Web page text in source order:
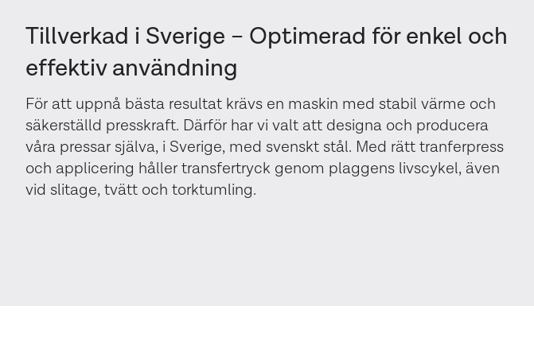
Tillverkad i Sverige – Optimerad för enkel och
effektiv användning
För att uppnå bästa resultat krävs en maskin med stabil värme och
säkerställd presskraft. Därför har vi valt att designa och producera
våra pressar själva, i Sverige, med svenskt stål. Med rätt tranferpress
och applicering håller transfertryck genom plaggens livscykel, även
vid slitage, tvätt och torktumling.